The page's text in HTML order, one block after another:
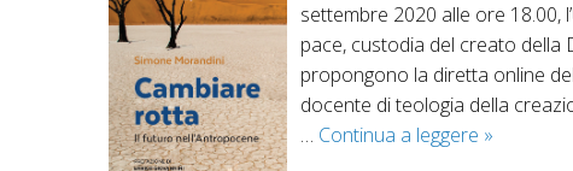
settembre 2020 alle ore 18.00,
pace, custodia del creato della
propongono la diretta online
docente di teologia della
… Continua a leggere Cambiare
»